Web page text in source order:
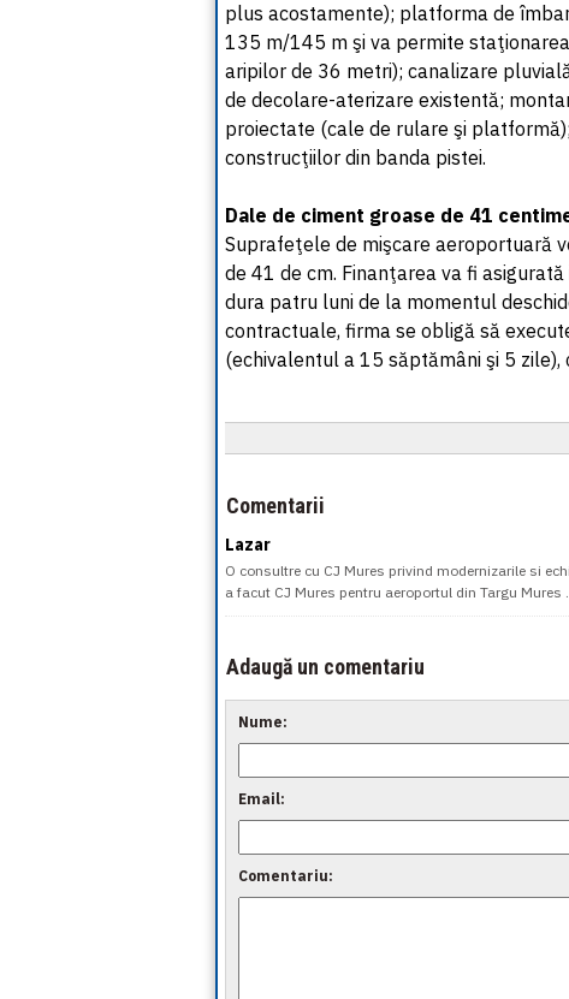
plus acostamente); platforma de
135 m/145 m şi va permite
aripilor de 36 metri); canalizare
de decolare-aterizare existentă;
proiectate (cale de rulare şi
construcţiilor din banda pistei.
Dale de ciment groase de 41
Suprafeţele de mişcare aeroportuară
de 41 de cm. Finanţarea va fi
dura patru luni de la momentul
contractuale, firma se obligă să
(echivalentul a 15 săptămâni şi 5 zile),
Comentarii
Lazar
O consultre cu CJ Mures privind modernizarile si
a facut CJ Mures pentru aeroportul din Targu Mures .
Adaugă un comentariu
Nume:
Email:
Comentariu: